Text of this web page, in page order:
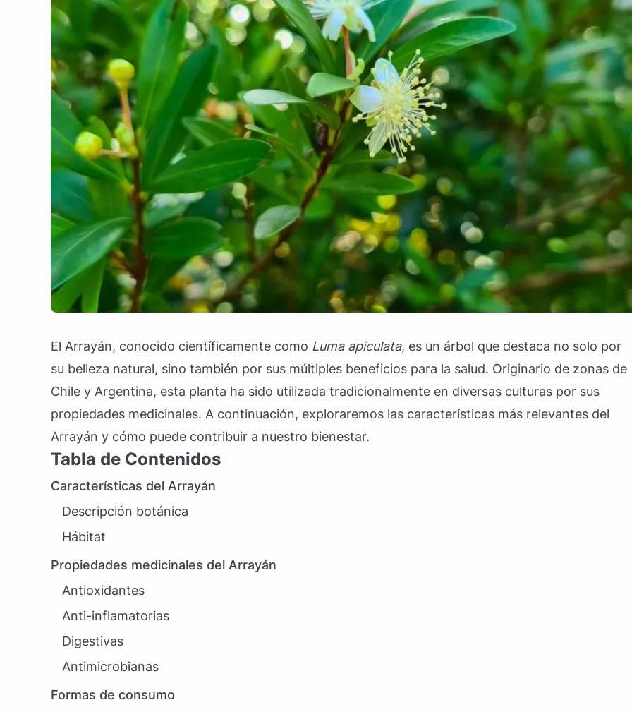
El Arrayán, conocido científicamente como Luma apiculata, es un árbol que destaca no solo por
su belleza natural, sino también por sus múltiples beneficios para la salud. Originario de zonas de
Chile y Argentina, esta planta ha sido utilizada tradicionalmente en diversas culturas por sus
propiedades medicinales. A continuación, exploraremos las características más relevantes del
Arrayán y cómo puede contribuir a nuestro bienestar.
Tabla de Contenidos
Características del Arrayán
Descripción botánica
Hábitat
Propiedades medicinales del Arrayán
Antioxidantes
Anti-inflamatorias
Digestivas
Antimicrobianas
Formas de consumo